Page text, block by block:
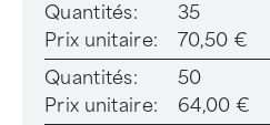
Quantités:
35
Prix unitaire:
70,50 €
Quantités:
50
Prix unitaire:
64,00 €